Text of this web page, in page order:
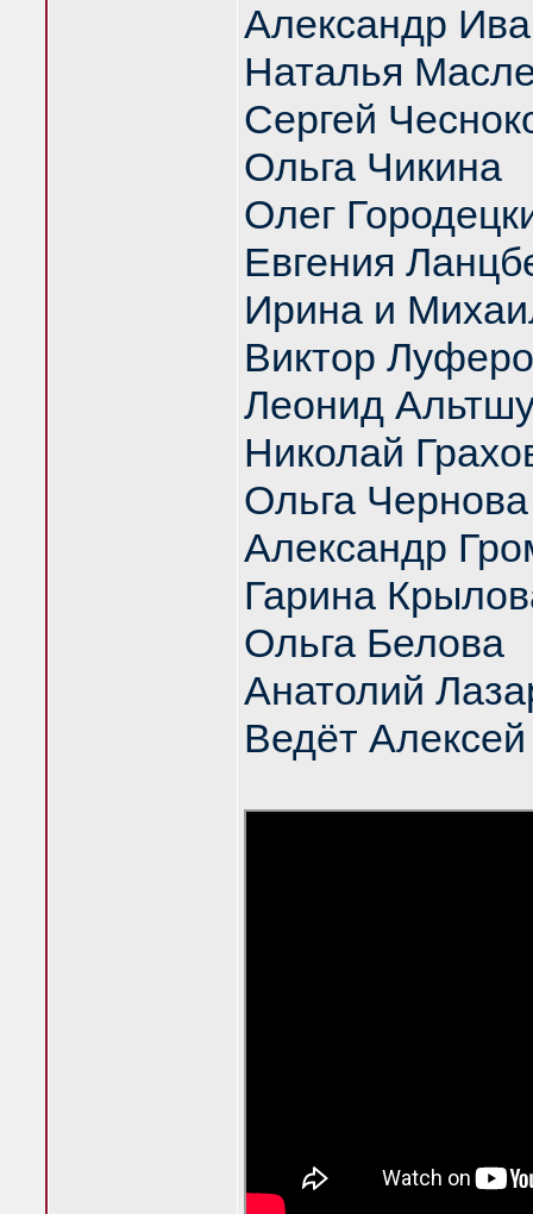
Александр
Наталья
Сергей
Ольга Чикина
Олег
Евгения
Ирина и
Виктор
Леонид
Николай
Ольга Чернова
Александр
Гарина
Ольга Белова
Анатолий
Ведёт